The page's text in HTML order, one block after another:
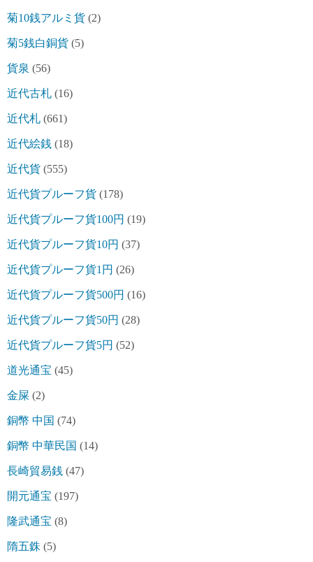
菊10銭アルミ貨 (2)
菊5銭白銅貨 (5)
貨泉 (56)
近代古札 (16)
近代札 (661)
近代絵銭 (18)
近代貨 (555)
近代貨プルーフ貨 (178)
近代貨プルーフ貨100円 (19)
近代貨プルーフ貨10円 (37)
近代貨プルーフ貨1円 (26)
近代貨プルーフ貨500円 (16)
近代貨プルーフ貨50円 (28)
近代貨プルーフ貨5円 (52)
道光通宝 (45)
金屎 (2)
銅幣 中国 (74)
銅幣 中華民国 (14)
長崎貿易銭 (47)
開元通宝 (197)
隆武通宝 (8)
隋五銖 (5)